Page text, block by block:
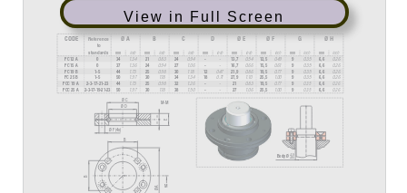
View in Full Screen